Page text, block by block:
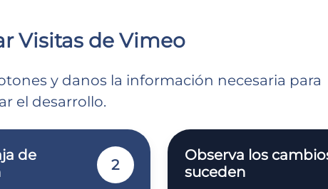
Visitas de Vimeo
y danos la información necesaria para
el desarrollo.
de
2
Observa los
suceden